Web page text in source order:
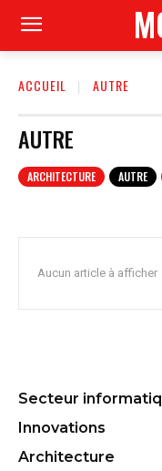
ACCUEIL AUTRE
AUTRE
ARCHITECTURE AUTRE
Aucun article à afficher
Secteur
Innovations
Architecture